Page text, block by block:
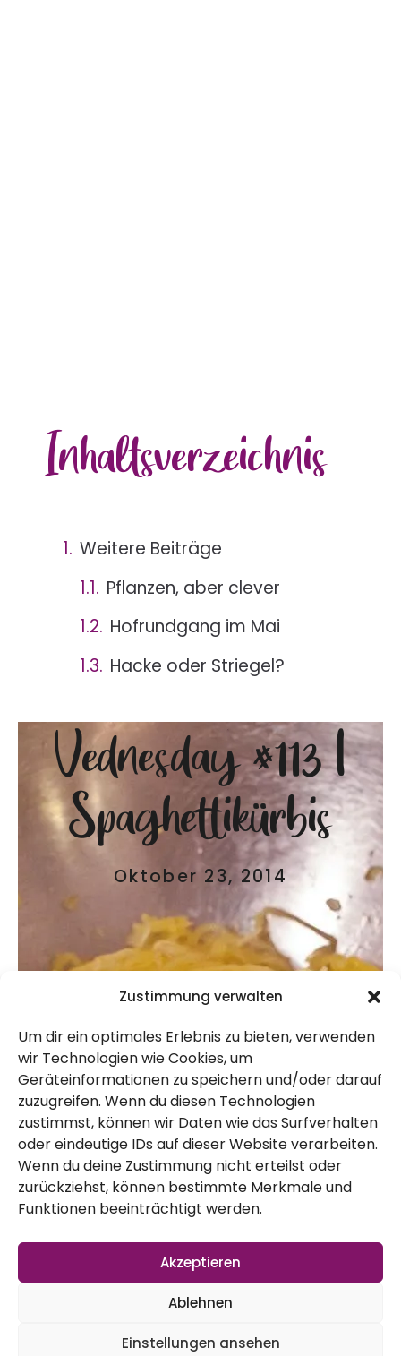
Zustimmung verwalten
Um dir ein optimales Erlebnis zu bieten, verwenden
wir Technologien wie Cookies, um
Geräteinformationen zu speichern und/oder darauf
zuzugreifen. Wenn du diesen Technologien
zustimmst, können wir Daten wie das Surfverhalten
oder eindeutige IDs auf dieser Website verarbeiten.
Wenn du deine Zustimmung nicht erteilst oder
zurückziehst, können bestimmte Merkmale und
Funktionen beeinträchtigt werden.
Akzeptieren
Ablehnen
Einstellungen ansehen
Vednesday #113 |
Spaghettikürbis
Oktober 23, 2014
Inhaltsverzeichnis
Weitere Beiträge
Pflanzen, aber clever
Hofrundgang im Mai
Hacke oder Striegel?
Mal ein anderer Kürbis. Die Ernte von
diesem Kürbis war dieses Jahr sehr
ertragreich, das freut den Gärtner. Den
Kürbis habe ich rund herum mit einem
Topf gekocht. Die Schale lässt sich dann
sehr leicht lösen. Das innere kann man dann
kommen auch die sogenannten Spaghetti